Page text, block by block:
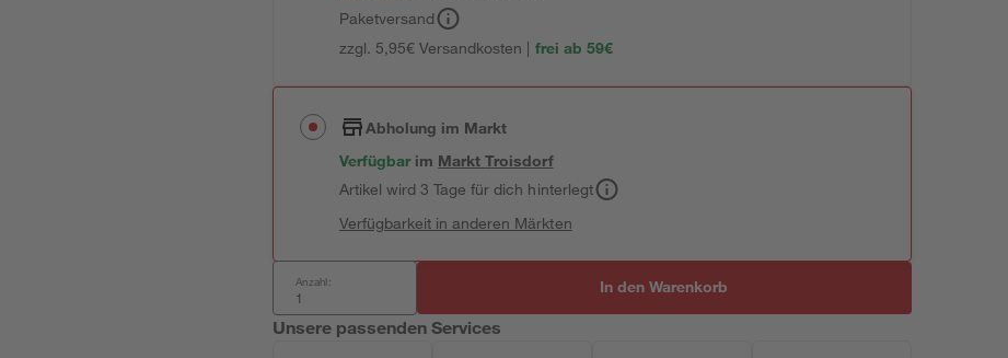
Paketversand
zzgl. 5,95€ Versandkosten | frei ab 59€
Abholung im Markt
Verfügbar im MarktTroisdorf
Artikel wird 3 Tage für dich hinterlegt
Verfügbarkeit in anderen Märkten
Anzahl: In den Warenkorb
Unsere passenden Services